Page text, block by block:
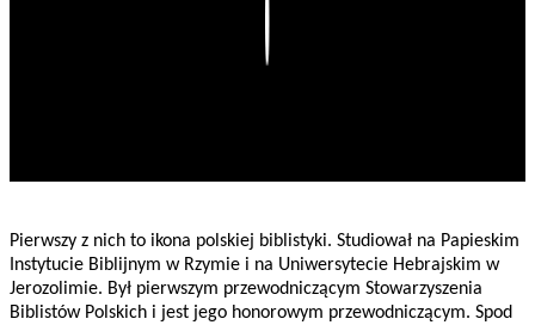
Pierwszy z nich to ikona polskiej biblistyki. Studiował na Papieskim
Instytucie Biblijnym w Rzymie i na Uniwersytecie Hebrajskim w
Jerozolimie. Był pierwszym przewodniczącym Stowarzyszenia
Biblistów Polskich i jest jego honorowym przewodniczącym. Spod